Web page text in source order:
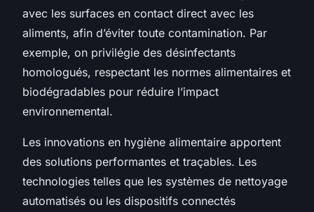
avec les surfaces en contact direct avec les
aliments, afin d’éviter toute contamination. Par
exemple, on privilégie des désinfectants
homologués, respectant les normes alimentaires et
biodégradables pour réduire l’impact
environnemental.
Les innovations en hygiène alimentaire apportent
des solutions performantes et traçables. Les
technologies telles que les systèmes de nettoyage
automatisés ou les dispositifs connectés